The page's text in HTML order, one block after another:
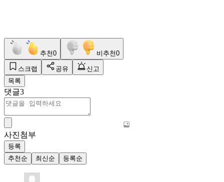
추천0 비추천0
스크랩 공유
신고
목록
댓글3
사진첨부
등록
추천순
최신순 등록순